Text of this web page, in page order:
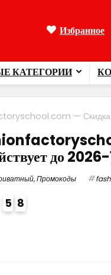
Избранное
КАТЕГОРИИ
— Скидка
до
,Промокоды
5 7
8